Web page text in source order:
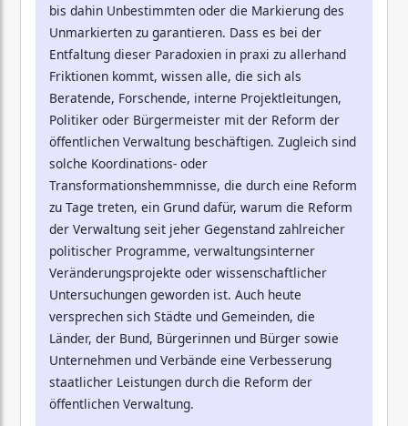
bis dahin Unbestimmten oder die Markierung des
Unmarkierten zu garantieren. Dass es bei der
Entfaltung dieser Paradoxien in praxi zu allerhand
Friktionen kommt, wissen alle, die sich als
Beratende, Forschende, interne Projektleitungen,
Politiker oder Bürgermeister mit der Reform der
öffentlichen Verwaltung beschäftigen. Zugleich sind
solche Koordinations- oder
Transformationshemmnisse, die durch eine Reform
zu Tage treten, ein Grund dafür, warum die Reform
der Verwaltung seit jeher Gegenstand zahlreicher
politischer Programme, verwaltungsinterner
Veränderungsprojekte oder wissenschaftlicher
Untersuchungen geworden ist. Auch heute
versprechen sich Städte und Gemeinden, die
Länder, der Bund, Bürgerinnen und Bürger sowie
Unternehmen und Verbände eine Verbesserung
staatlicher Leistungen durch die Reform der
öffentlichen Verwaltung.